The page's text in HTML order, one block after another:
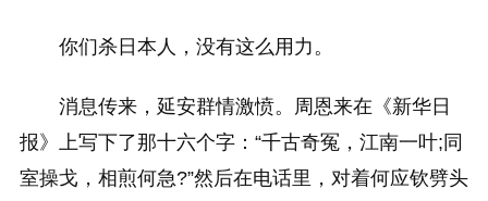
你们杀日本人，没有这么用力。
消息传来，延安群情激愤。周恩来在《新华日
报》上写下了那十六个字：“千古奇冤，江南一叶;同
室操戈，相煎何急?”然后在电话里，对着何应钦劈头